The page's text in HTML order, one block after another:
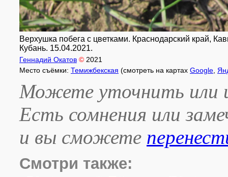
Верхушка побега с цветками. Краснодарский край,
Кубань. 15.04.2021.
Геннадий Окатов © 2021
Место съёмки: Темижбекская (смотреть на картах Google
Можете уточнить или
Есть сомнения или
и вы сможете
Смотри также: